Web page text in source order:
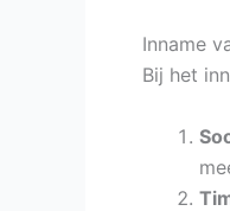
Inname
Bij het